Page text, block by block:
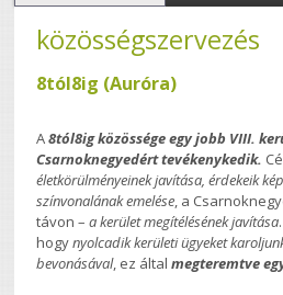
közösségszervezés
8tól8ig (Auróra)
A8tól8ig közössége egy jobb VIII.
Csarnoknegyedért tevékenykedik.
életkörülményeinek javítása, érdekeik
színvonalának emelése, a
távon –a kerület megítélésének javítása
hogynyolcadik kerületi ügyeket
bevonásával, ez általmegteremtve